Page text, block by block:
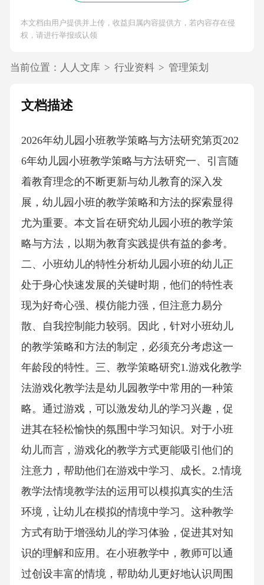
本文档由用户提供并上传，收益归属内容提供方，若内容存在侵
权，请进行举报或认领
当前位置： 人人文库 > 行业资料 > 管理策划
文档描述
2026年幼儿园小班教学策略与方法研究第页202
6年幼儿园小班教学策略与方法研究一、引言随
着教育理念的不断更新与幼儿教育的深入发
展，幼儿园小班的教学策略和方法的探索显得
尤为重要。本文旨在研究幼儿园小班的教学策
略与方法，以期为教育实践提供有益的参考。
二、小班幼儿的特性分析幼儿园小班的幼儿正
处于身心快速发展的关键时期，他们的特性表
现为好奇心强、模仿能力强，但注意力易分
散、自我控制能力较弱。因此，针对小班幼儿
的教学策略和方法的制定，必须充分考虑这一
年龄段的特性。三、教学策略研究1.游戏化教学
法游戏化教学法是幼儿园教学中常用的一种策
略。通过游戏，可以激发幼儿的学习兴趣，促
进其在轻松愉快的氛围中学习知识。对于小班
幼儿而言，游戏化的教学方式更能吸引他们的
注意力，帮助他们在游戏中学习、成长。2.情境
教学法情境教学法的运用可以模拟真实的生活
环境，让幼儿在模拟的情境中学习。这种教学
方式有助于增强幼儿的学习体验，促进其对知
识的理解和应用。在小班教学中，教师可以通
过创设丰富的情境，帮助幼儿更好地认识周围